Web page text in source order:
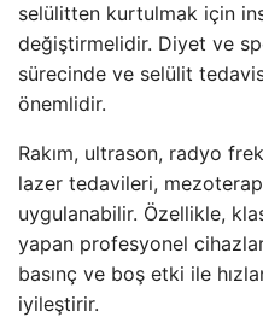
selülitten kurtulmak için
değiştirmelidir. Diyet ve
sürecinde ve selülit
önemlidir.
Rakım, ultrason, radyo
lazer tedavileri,
uygulanabilir. Özellikle,
yapan profesyonel
basınç ve boş etki ile
iyileştirir.